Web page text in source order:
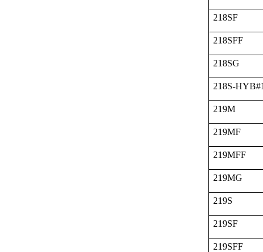
218SF
218SFF
218SG
218S-
219M
219MF
219MFF
219MG
219S
219SF
219SFF